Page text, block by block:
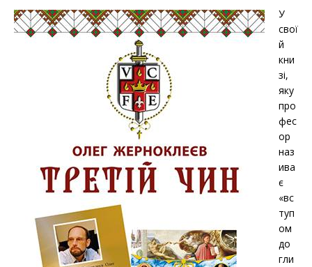
У
свої
й
кни
зі,
яку
про
фес
ор
наз
ива
є
«вс
туп
ом
до
гли